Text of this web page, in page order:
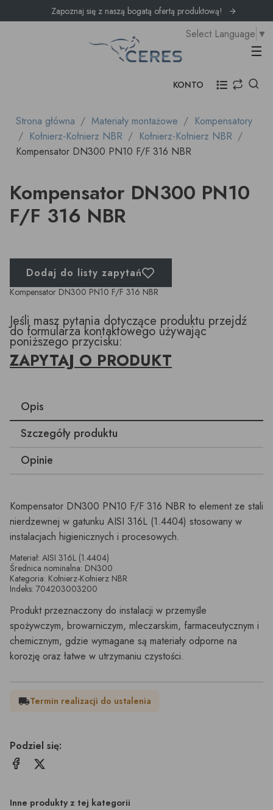
Zapoznaj się z naszą bogatą ofertą produktową!
☰
Select Language ▼
KONTO
Strona główna Materiały montażowe
Kompensatory
Kołnierz-Kołnierz NBR
Kołnierz-Kołnierz NBR
Kompensator DN300 PN10 F/F 316 NBR
Kompensator DN300 PN10
F/F 316 NBR
Dodaj do listy zapytań
Kompensator DN300 PN10 F/F 316 NBR
Jeśli masz pytania dotyczące produktu przejdź
do formularza kontaktowego używając
poniższego przycisku:
ZAPYTAJ O PRODUKT
Opis
Szczegóły produktu
Opinie
Kompensator DN300 PN10 F/F 316 NBR to element ze stali
nierdzewnej w gatunku AISI 316L (1.4404) stosowany w
instalacjach higienicznych i procesowych.
Materiał: AISI 316L (1.4404)
Średnica nominalna: DN300
Kategoria: Kołnierz-Kołnierz NBR
Indeks: 704203003200
Produkt przeznaczony do instalacji w przemyśle
spożywczym, browarniczym, mleczarskim, farmaceutycznym i
chemicznym, gdzie wymagane są materiały odporne na
korozję oraz łatwe w utrzymaniu czystości.
local_shippingTermin realizacji do ustalenia
Podziel się:
Inne produkty z tej kategorii